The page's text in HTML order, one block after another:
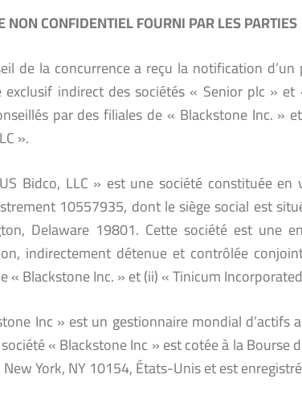
NON CONFIDENTIEL FOURNI PAR LES PARTIES
de la concurrence a reçu la notification
exclusif indirect des sociétés « Senior plc »
par des filiales de « Blackstone Inc. »
».
Bidco, LLC » est une société constituée
10557935, dont le siège social est
Delaware 19801. Cette société est une
indirectement détenue et contrôlée
« Blackstone Inc. » et (ii) « Tinicum
Inc » est un gestionnaire mondial
« Blackstone Inc » est cotée à la Bourse
York, NY 10154, États-Unis et est